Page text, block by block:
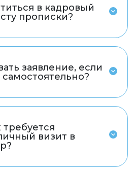
в кадровый
прописки?
заявление, если
требуется
визит в